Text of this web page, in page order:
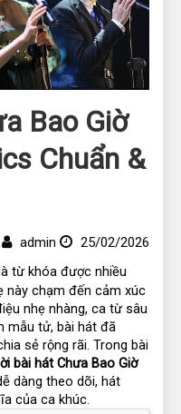
Bao Giờ
Chuẩn &
admin
25/02/2026
từ khóa được nhiều
này chạm đến cảm xúc
nhẹ nhàng, ca từ sâu
mẫu tử, bài hát đã
sẻ rộng rãi. Trong bài
bài hát Chưa Bao Giờ
dàng theo dõi, hát
của ca khúc.